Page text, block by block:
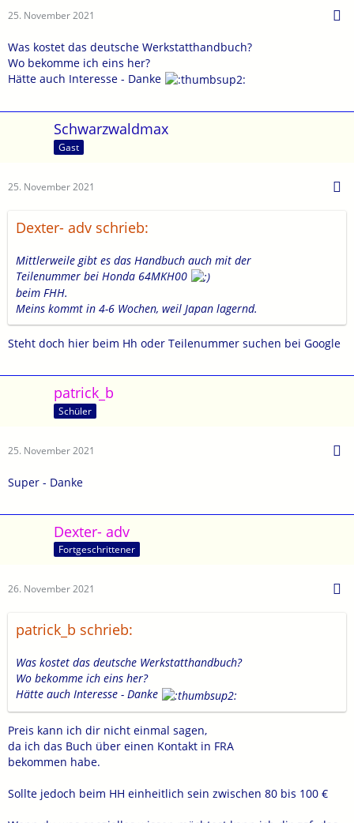
25. November 2021
Was kostet das deutsche Werkstatthandbuch?
Wo bekomme ich eins her?
Hätte auch Interesse - Danke
Schwarzwaldmax
Gast
25. November 2021
Dexter- adv schrieb:
Mittlerweile gibt es das Handbuch auch mit der
Teilenummer bei Honda 64MKH00
beim FHH.
Meins kommt in 4-6 Wochen, weil Japan lagernd.
Steht doch hier beim Hh oder Teilenummer suchen bei Google
patrick_b
Schüler
25. November 2021
Super - Danke
Dexter- adv
Fortgeschrittener
26. November 2021
patrick_b schrieb:
Was kostet das deutsche Werkstatthandbuch?
Wo bekomme ich eins her?
Hätte auch Interesse - Danke
Preis kann ich dir nicht einmal sagen,
da ich das Buch über einen Kontakt in FRA
bekommen habe.
Sollte jedoch beim HH einheitlich sein zwischen 80 bis 100 €